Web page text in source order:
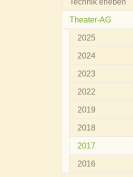
Technik erleben
Theater-AG
2025
2024
2023
2022
2019
2018
2017
2016